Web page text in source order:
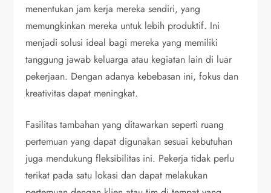
menentukan jam kerja mereka sendiri, yang
memungkinkan mereka untuk lebih produktif. Ini
menjadi solusi ideal bagi mereka yang memiliki
tanggung jawab keluarga atau kegiatan lain di luar
pekerjaan. Dengan adanya kebebasan ini, fokus dan
kreativitas dapat meningkat.
Fasilitas tambahan yang ditawarkan seperti ruang
pertemuan yang dapat digunakan sesuai kebutuhan
juga mendukung fleksibilitas ini. Pekerja tidak perlu
terikat pada satu lokasi dan dapat melakukan